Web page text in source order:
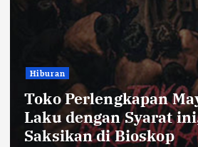
Bandung Raya
Farhan Pastikan
Kota Bandung Aman
Ayam dan Timun